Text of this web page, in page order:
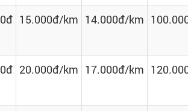
15.000đ/km 14.000đ/km
20.000đ/km 17.000đ/km